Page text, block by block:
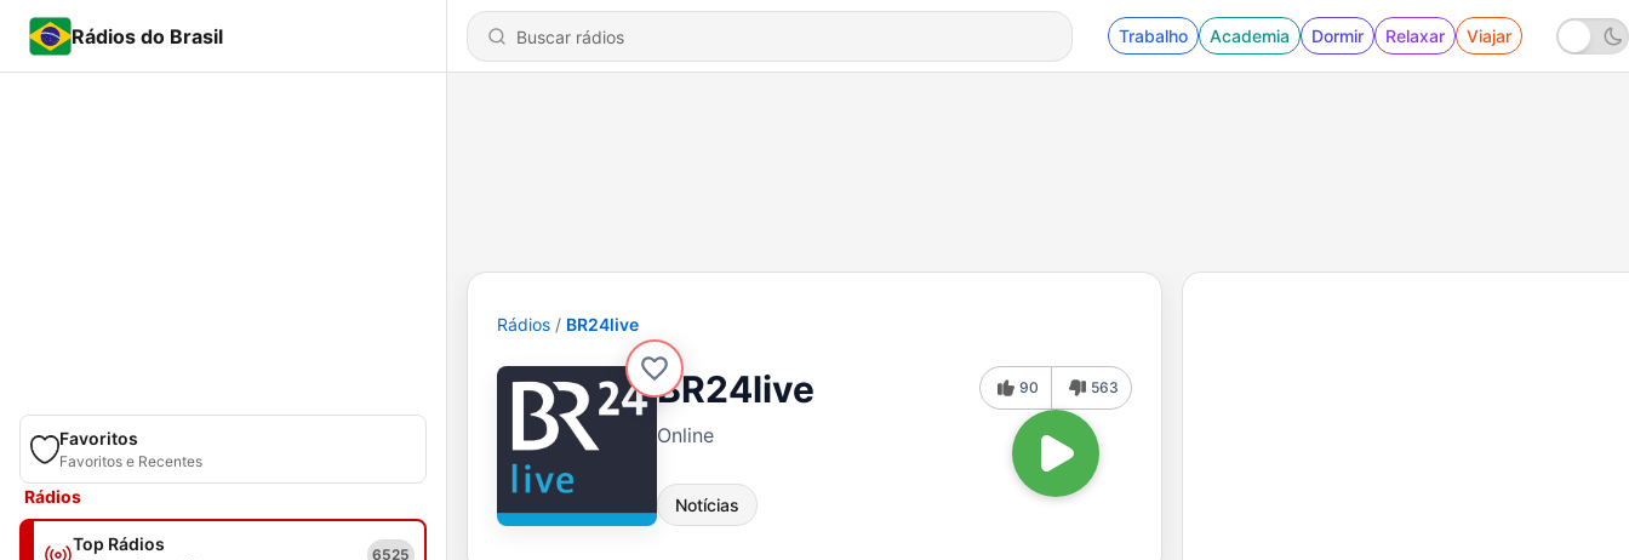
Rádios do Brasil Trabalho Academia Dormir Relaxar Viajar
Favoritos
Favoritos e Recentes
Rádios
Top Rádios 6525
Rádios BR24live
BR24live
Online
Notícias
90 563